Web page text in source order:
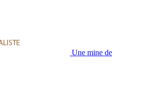
Une mine de